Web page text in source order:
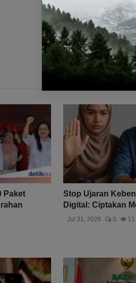
Paket
Stop Ujaran
Digital: Ciptakan
Jul 31, 2026 0 11